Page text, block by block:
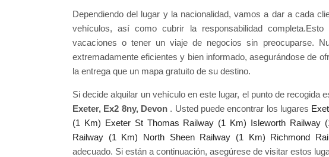
Dependiendo del lugar y la nacionalidad, vamos a dar a cada
vehículos, así como cubrir la responsabilidad
vacaciones o tener un viaje de negocios sin preocuparse.
extremadamente eficientes y bien informado, asegurándose de
la entrega que un mapa gratuito de su destino.
Si decide alquilar un vehículo en este lugar, el punto de recogida
Exeter, Ex2 8ny, Devon . Usted puede encontrar los lugares
(1 Km) Exeter St Thomas Railway (1 Km) Isleworth Railway
Railway (1 Km)
North Sheen Railway (1 Km) Richmond
adecuado. Si están a continuación, asegúrese de visitar estos